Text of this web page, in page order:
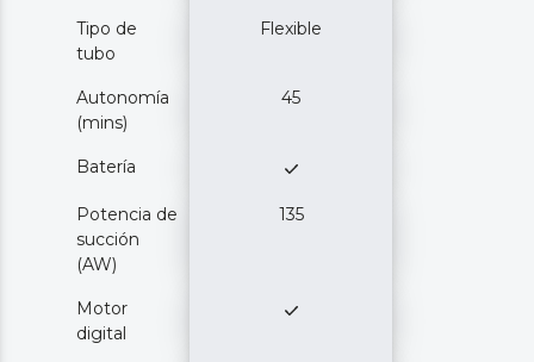
Tipo de
tubo
Flexible
Autonomía
(mins)
45
Batería
Potencia de
succión
(AW)
135
Motor
digital